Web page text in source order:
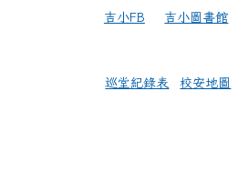
吉小FB 吉小圖書館
巡堂紀錄表 校安地圖